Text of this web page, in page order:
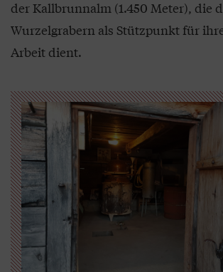
der Kallbrunnalm (1.450 Meter), die
Wurzelgrabern als Stützpunkt für
Arbeit dient.